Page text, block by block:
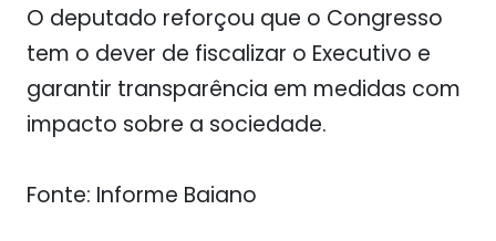
O deputado reforçou que o Congresso
tem o dever de fiscalizar o Executivo e
garantir transparência em medidas com
impacto sobre a sociedade.
Fonte: Informe Baiano